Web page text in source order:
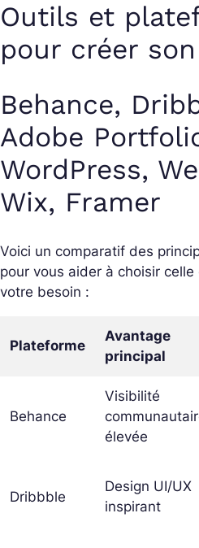
Outils et
pour créer
Behance,
Adobe
WordPress,
Wix, Framer
Voici un comparatif des
pour vous aider à choisir
votre besoin :
Plateforme
Avantage
principal
Behance
Visibilité
élevée
Dribbble
Design UI/UX
inspirant